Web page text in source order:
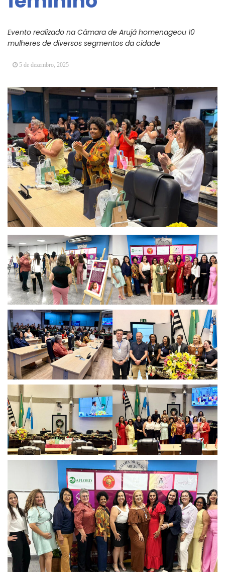
Vereadores Mirins iniciam jornada no Legislativo
CONDEMAT+ e Sesc Mogi das Cruzes
mercado de trabalho
Evento realizado na Câmara de Arujá homenageou 10
mulheres de diversos segmentos da cidade
5 de dezembro, 2025